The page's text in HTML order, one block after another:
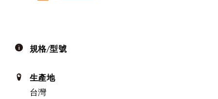
規格/型號
生產地
台灣